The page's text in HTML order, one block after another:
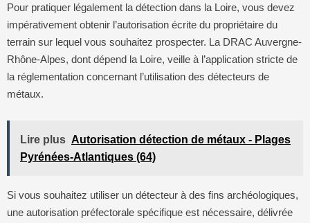
Pour pratiquer légalement la détection dans la Loire, vous devez
impérativement obtenir l’autorisation écrite du propriétaire du
terrain sur lequel vous souhaitez prospecter. La DRAC Auvergne-
Rhône-Alpes, dont dépend la Loire, veille à l’application stricte de
la réglementation concernant l’utilisation des détecteurs de
métaux.
Lire plus Autorisation détection de métaux - Plages
Pyrénées-Atlantiques (64)
Si vous souhaitez utiliser un détecteur à des fins archéologiques,
une autorisation préfectorale spécifique est nécessaire, délivrée